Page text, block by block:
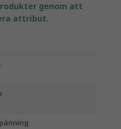
genom att
attribut.